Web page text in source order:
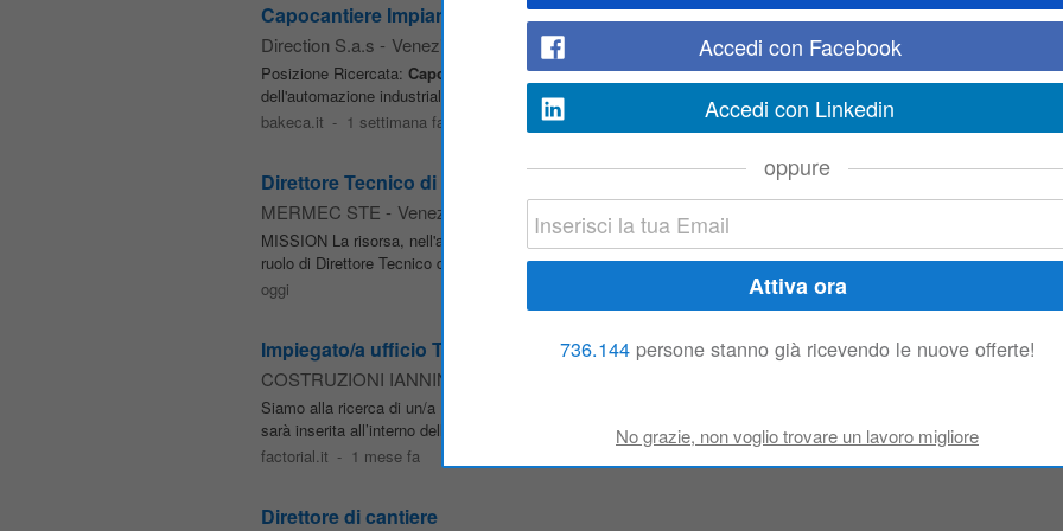
Capocantiere Impianti Elettrici
Direction S.a.s - Venezia
Posizione Ricercata: Capocantiere
Impianti Elettrici Caratteristiche dell'azienda: Solida realt italiana operante nel
dell'automazione industriale e dell'impiantistica elettrica, specializzata nella progettazione, realizzazione...
bakeca.it - 1 settimana fa
Direttore Tecnico di Cantiere
MERMEC STE - Venezia
MISSION La risorsa, nell'ambito della struttura operativa di cantiere e a diretto riporto del Field Execution Manager,
ruolo di Direttore Tecnico di Cantiere. La risorsa assicura la realizzazione delle opere e dei lavori nel...
oggi
Impiegato/a ufficio Tecnico/ Assistente Direttore Tecnico di Cantiere
COSTRUZIONI IANNINI SRL
Siamo alla ricerca di un/a Impiegato/a ufficio Tecnico/ Assistente Direttore Tecnico di Cantiere da inserire nel nostro
sarà inserita all’interno dell’Ufficio Tecnico, e si occuperà della gestione tecnico-amministrativa delle...
factorial.it - 1 mese fa
Direttore di cantiere
Accedi con Facebook
Accedi con Linkedin
oppure
736.144persone stanno già ricevendo le nuove offerte!